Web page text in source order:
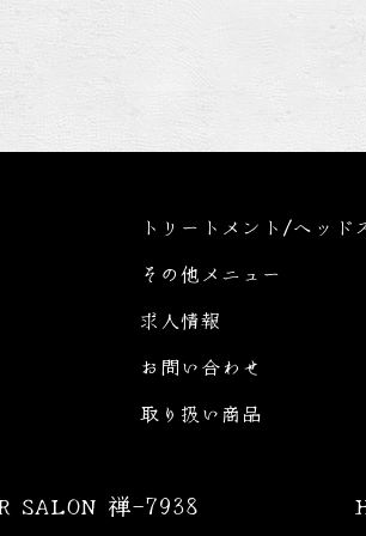
トリートメント/ヘッド
その他メニュー
求人情報
お問い合わせ
取り扱い商品
SALON 禅-7938